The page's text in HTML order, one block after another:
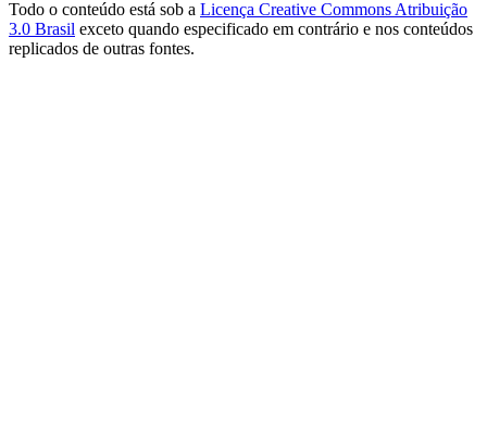
Todo o conteúdo está sob a Licença Creative Commons Atribuição
3.0 Brasil exceto quando especificado em contrário e nos conteúdos
replicados de outras fontes.